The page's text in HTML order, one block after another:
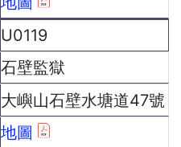
U0119
石壁監獄
大嶼山石壁水塘道47號
地圖